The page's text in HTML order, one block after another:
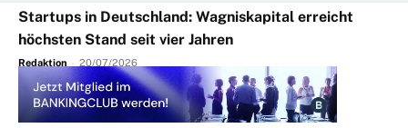
Startups in Deutschland: Wagniskapital erreicht
höchsten Stand seit vier Jahren
Redaktion - 20/07/2026